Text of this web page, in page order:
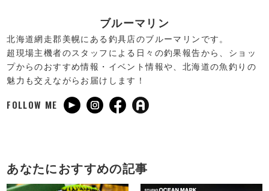
ブルーマリン
北海道網走郡美幌にある釣具店のブルーマリンです。
超現場主機者のスタッフによる日々の釣果報告から、ショッ
プからのおすすめ情報・イベント情報や、北海道の魚釣りの
魅力も交えながらお届けします！
FOLLOW ME
あなたにおすすめの記事